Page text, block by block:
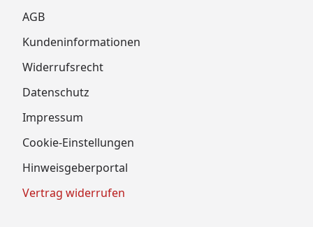
AGB
Kundeninformationen
Widerrufsrecht
Datenschutz
Impressum
Cookie-Einstellungen
Hinweisgeberportal
Vertrag widerrufen